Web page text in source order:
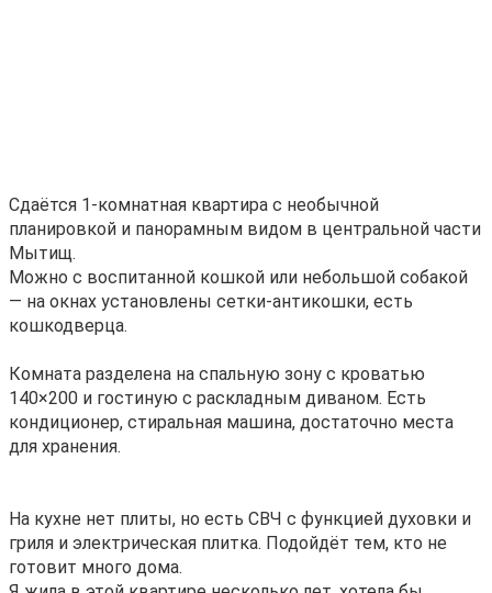
Сдаётся 1-комнатная квартира с необычной
планировкой и панорамным видом в центральной части
Мытищ.
Можно с воспитанной кошкой или небольшой собакой
— на окнах установлены сетки-антикошки, есть
кошкодверца.
Комната разделена на спальную зону с кроватью
140×200 и гостиную с раскладным диваном. Есть
кондиционер, стиральная машина, достаточно места
для хранения.
На кухне нет плиты, но есть СВЧ с функцией духовки и
гриля и электрическая плитка. Подойдёт тем, кто не
готовит много дома.